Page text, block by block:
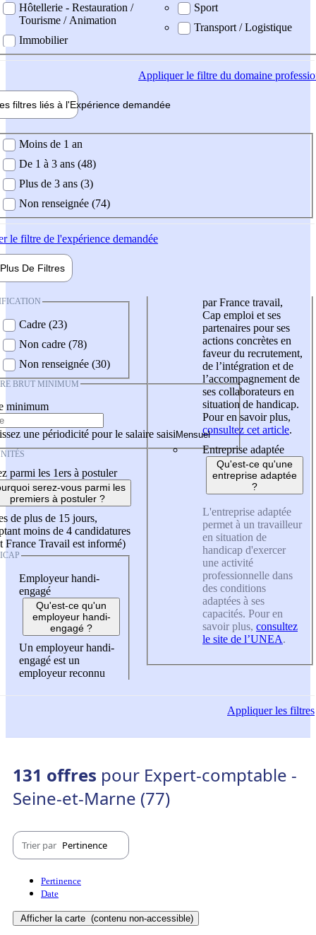
Hôtellerie - Restauration /
Tourisme / Animation
Immobilier
Sport
Transport / Logistique
Appliquerle filtre du domaine
filtres liés à l'Expérience demandée
demandée
Moins de 1 an
De 1 à 3 ans (48)
Plus de 3 ans (3)
Non renseignée (74)
le filtre de l'expérience demandée
Plus De Filtres
Cadre (23)
Non cadre (78)
Non renseignée (30)
BRUT MINIMUM
minimum
une périodicité pour le salaire saisi
parmi les 1ers à postuler
serez-vous parmi les
premiers à postuler ?
de plus de 15 jours,
moins de 4 candidatures
France Travail est informé)
Employeur handi-
engagé
Qu'est-ce qu'un
employeur handi-
engagé ?
Un employeur handi-
engagé est un
employeur reconnu
par France travail,
Cap emploi et ses
partenaires pour ses
actions concrètes en
faveur du recrutement,
de l’intégration et de
l’accompagnement de
ses collaborateurs en
situation de handicap.
Pour en savoir plus,
consultez cet article.
Entreprise adaptée
Qu'est-ce qu'une
entreprise adaptée
?
L'entreprise adaptée
permet à un travailleur
en situation de
handicap d'exercer
une activité
professionnelle dans
des conditions
adaptées à ses
capacités. Pour en
savoir plus, consultez
le site de l’UNEA.
Appliquerles filtres
131 offres pour Expert-comptable -
Seine-et-Marne (77)
Trier par Pertinence
Pertinence
Date
Afficher la carte (contenu non-accessible)